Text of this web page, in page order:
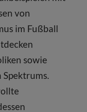
von
im Fußball
sowie